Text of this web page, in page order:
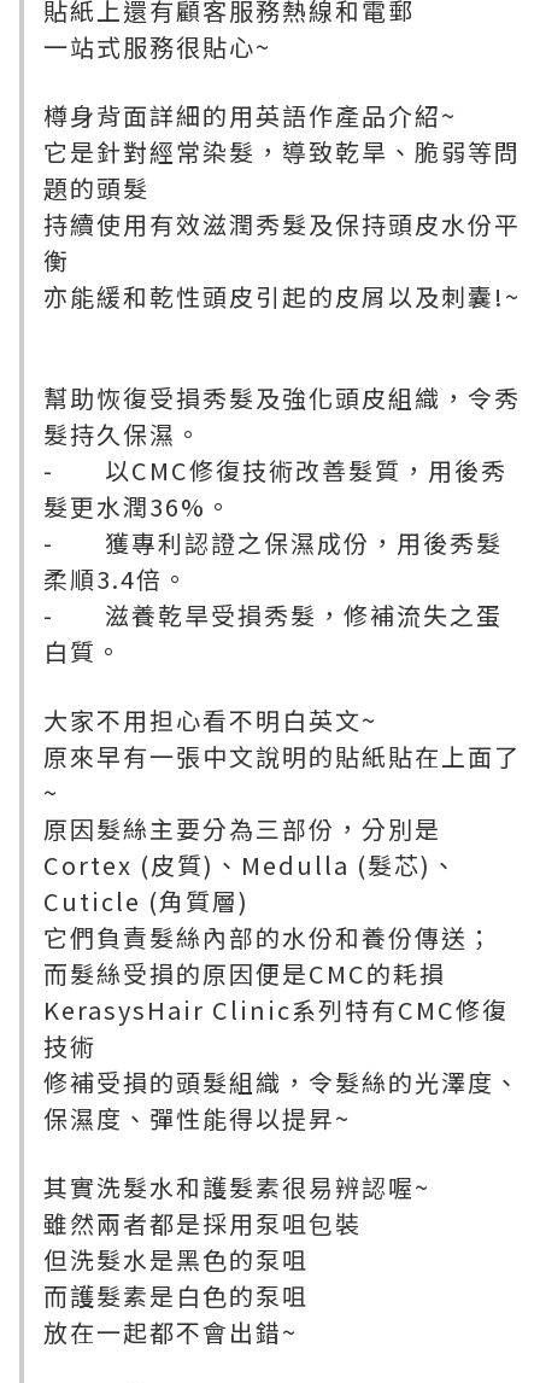
貼紙上還有顧客服務熱線和電郵
一站式服務很貼心~
樽身背面詳細的用英語作產品介紹~
它是針對經常染髮，導致乾旱、脆弱等問
題的頭髮
持續使用有效滋潤秀髮及保持頭皮水份平
衡
亦能緩和乾性頭皮引起的皮屑以及刺囊!~
幫助恢復受損秀髮及強化頭皮組織，令秀
髮持久保濕。
- 以CMC修復技術改善髮質，用後秀
髮更水潤36%。
- 獲專利認證之保濕成份，用後秀髮
柔順3.4倍。
- 滋養乾旱受損秀髮，修補流失之蛋
白質。
大家不用担心看不明白英文~
原來早有一張中文說明的貼紙貼在上面了
~
原因髮絲主要分為三部份，分別是
Cortex (皮質)、Medulla (髮芯)、
Cuticle (角質層)
它們負責髮絲內部的水份和養份傳送；
而髮絲受損的原因便是CMC的耗損
KerasysHair Clinic系列特有CMC修復
技術
修補受損的頭髮組織，令髮絲的光澤度、
保濕度、彈性能得以提昇~
其實洗髮水和護髮素很易辨認喔~
雖然兩者都是採用泵咀包裝
但洗髮水是黑色的泵咀
而護髮素是白色的泵咀
放在一起都不會出錯~